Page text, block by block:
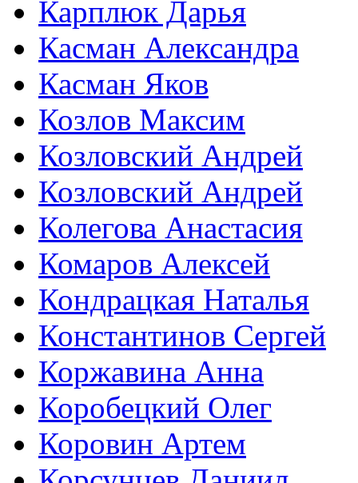
Карплюк Дарья
Касман Александра
Касман Яков
Козлов Максим
Козловский Андрей
Козловский Андрей
Колегова Анастасия
Комаров Алексей
Кондрацкая Наталья
Константинов Сергей
Коржавина Анна
Коробецкий Олег
Коровин Артем